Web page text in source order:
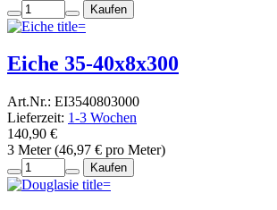
Kaufen
Eiche 35-40x8x300
Art.Nr.: EI3540803000
Lieferzeit: 1-3 Wochen
140,90 €
3 Meter (46,97 € pro Meter)
Kaufen